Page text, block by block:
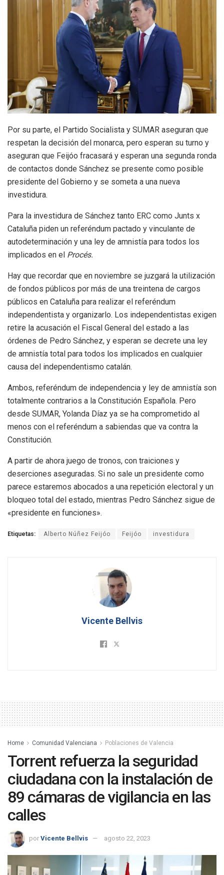
Por su parte, el Partido Socialista y SUMAR aseguran que
respetan la decisión del monarca, pero esperan su turno y
aseguran que Feijóo fracasará y esperan una segunda ronda
de contactos donde Sánchez se presente como posible
presidente del Gobierno y se someta a una nueva
investidura.
Para la investidura de Sánchez tanto ERC como Junts x
Cataluña piden un referéndum pactado y vinculante de
autodeterminación y una ley de amnistía para todos los
implicados en el Procés.
Hay que recordar que en noviembre se juzgará la utilización
de fondos públicos por más de una treintena de cargos
públicos en Cataluña para realizar el referéndum
independentista y organizarlo. Los independentistas exigen
retire la acusación el Fiscal General del estado a las
órdenes de Pedro Sánchez, y esperan se decrete una ley
de amnistía total para todos los implicados en cualquier
causa del independentismo catalán.
Ambos, referéndum de independencia y ley de amnistía son
totalmente contrarios a la Constitución Española. Pero
desde SUMAR, Yolanda Díaz ya se ha comprometido al
menos con el referéndum a sabiendas que va contra la
Constitución.
A partir de ahora juego de tronos, con traiciones y
deserciones aseguradas. Si no sale un presidente como
parece estaremos abocados a una repetición electoral y un
bloqueo total del estado, mientras Pedro Sánchez sigue de
«presidente en funciones».
Etiquetas: Alberto Núñez Feijóo Feijóo investidura
Vicente Bellvis
Home Comunidad Valenciana Poblaciones de Valencia
Torrent refuerza la seguridad
ciudadana con la instalación de
89 cámaras de vigilancia en las
calles
por Vicente Bellvis agosto 22, 2023